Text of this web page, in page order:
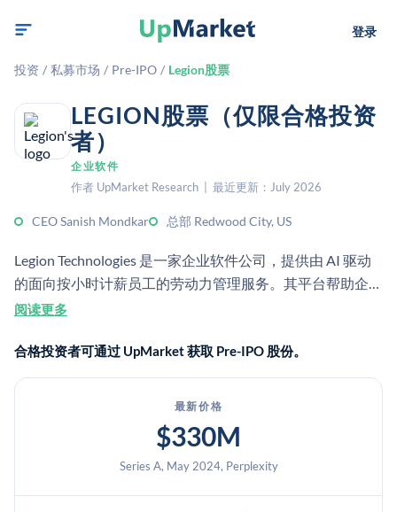
登录
投资 / 私募市场 / Pre-IPO / Legion股票
LEGION股票（仅限合格投资
者）
企业软件
作者 UpMarket Research | 最近更新：July 2026
CEO Sanish Mondkar 总部 Redwood City, US
Legion Technologies 是一家企业软件公司，提供由 AI 驱动
的面向按小时计薪员工的劳动力管理服务。其平台帮助企业
在零售、酒店等行业优化人工成本、排班和员工体验。
阅读更多
合格投资者可通过 UpMarket 获取 Pre-IPO 股份。
最新价格
$330M
Series A, May 2024, Perplexity